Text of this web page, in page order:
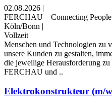
02.08.2026 |
FERCHAU – Connecting
Köln/Bonn |
Vollzeit
Menschen und Technologien zu
unsere Kunden zu gestalten,
die jeweilige Herausforderung
FERCHAU und ..
Elektrokonstrukteur (m/